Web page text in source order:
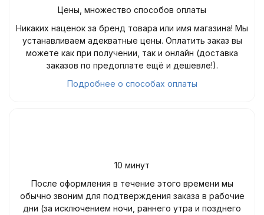
Цены, множество способов оплаты
Никаких наценок за бренд товара или имя магазина! Мы
устанавливаем адекватные цены. Оплатить заказ вы
можете как при получении, так и онлайн (доставка
заказов по предоплате ещё и дешевле!).
Подробнее о способах оплаты
10 минут
После оформления в течение этого времени мы
обычно звоним для подтверждения заказа в рабочие
дни (за исключением ночи, раннего утра и позднего